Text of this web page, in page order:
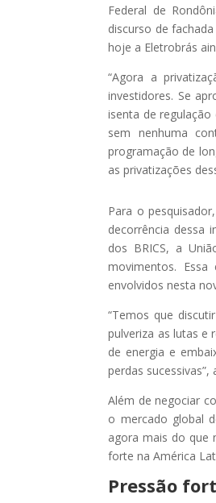
Federal de
discurso de
hoje a Eletrobrás
“Agora a
investidores. Se
isenta de regulação
sem nenhuma
programação de
as privatizações
Para o
decorrência dessa
dos BRICS, a
movimentos.
envolvidos nesta
“Temos que
pulveriza as lutas e
de energia e
perdas sucessivas”,
Além de negociar
o mercado global
agora mais do que
forte na América
Pressão